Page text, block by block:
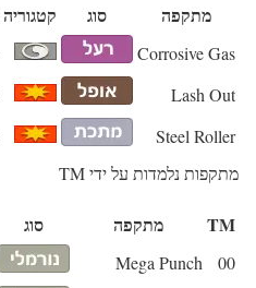
מתקפה סוג קטגוריה
Corrosive Gas
Lash Out
Steel Roller
מתקפות נלמדות על ידי TM
TM מתקפה סוג
00
Mega Punch